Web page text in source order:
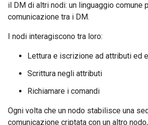
il DM di altri nodi: un linguaggio comune
comunicazione tra i DM.
I nodi interagiscono tra loro:
Lettura e iscrizione ad attributi ed
Scrittura negli attributi
Richiamare i comandi
Ogni volta che un nodo stabilisce una
comunicazione criptata con un altro